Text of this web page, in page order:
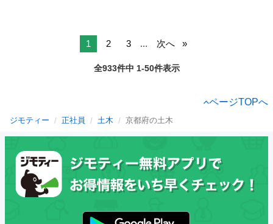
1 2 3 ... 次へ
全933件中 1-50件表示
ページTOPへ
ジモティー 正社員 土木 京都府の土木